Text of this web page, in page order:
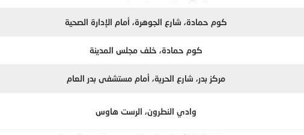
كوم حمادة، شارع الجوهرة، أمام الإدارة الصحية
كوم حمادة، خلف مجلس المدينة
مركز بدر، شارع الحرية، أمام مستشفى بدر العام
وادي النطرون، الرست هاوس